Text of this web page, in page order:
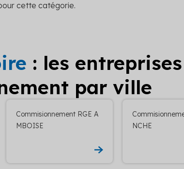
cette catégorie.
: les entreprises
par ville
Commisionnement RGE A
MBOISE
NCHE